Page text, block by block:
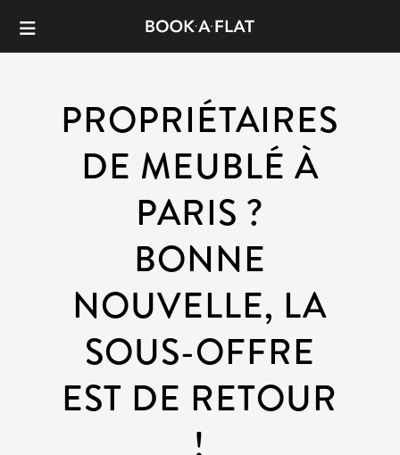
PROPRIÉTAIRES
DE MEUBLÉ À
PARIS ?
BONNE
NOUVELLE, LA
SOUS-OFFRE
EST DE RETOUR